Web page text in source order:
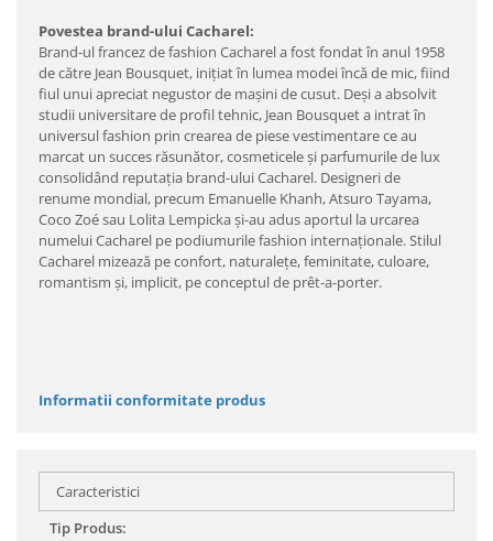
Povestea brand-ului Cacharel:
Brand-ul francez de fashion Cacharel a fost fondat în anul 1958
de către Jean Bousquet, iniţiat în lumea modei încă de mic, fiind
fiul unui apreciat negustor de maşini de cusut. Deşi a absolvit
studii universitare de profil tehnic, Jean Bousquet a intrat în
universul fashion prin crearea de piese vestimentare ce au
marcat un succes răsunător, cosmeticele şi parfumurile de lux
consolidând reputaţia brand-ului Cacharel. Designeri de
renume mondial, precum Emanuelle Khanh, Atsuro Tayama,
Coco Zoé sau Lolita Lempicka şi-au adus aportul la urcarea
numelui Cacharel pe podiumurile fashion internaţionale. Stilul
Cacharel mizează pe confort, naturaleţe, feminitate, culoare,
romantism şi, implicit, pe conceptul de prêt-a-porter.
Informatii conformitate produs
Caracteristici
Tip Produs: